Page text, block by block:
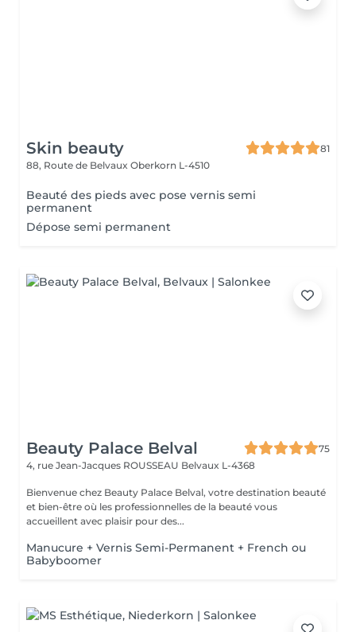
Skin beauty
81
88, Route de Belvaux Oberkorn L-4510
Beauté des pieds avec pose vernis semi
permanent
Dépose semi permanent
Beauty Palace Belval
75
4, rue Jean-Jacques ROUSSEAU Belvaux L-4368
Bienvenue chez Beauty Palace Belval, votre destination beauté
et bien-être où les professionnelles de la beauté vous
accueillent avec plaisir pour des...
Manucure + Vernis Semi-Permanent + French ou
Babyboomer